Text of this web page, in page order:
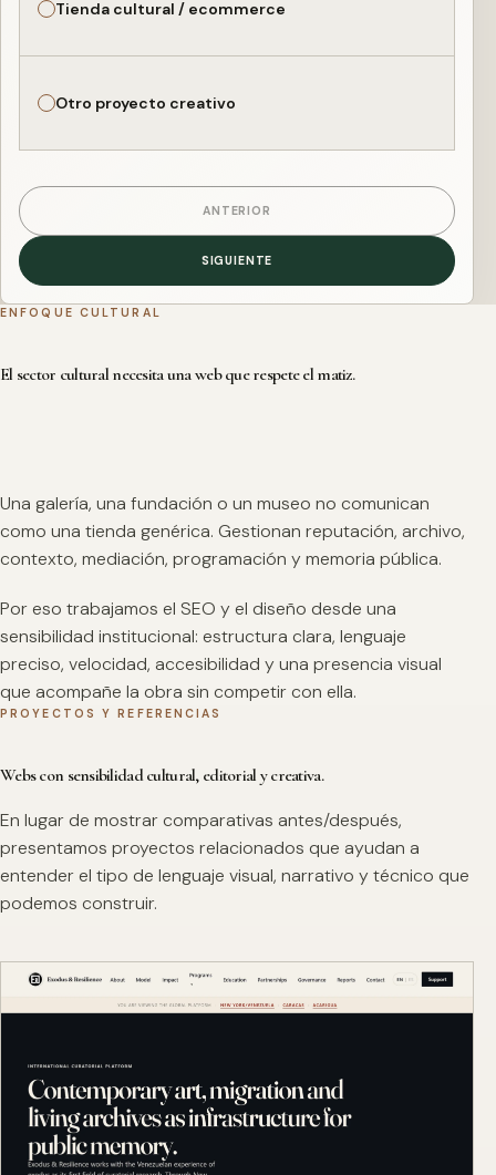
Tienda cultural / ecommerce
Otro proyecto creativo
ANTERIOR
SIGUIENTE
ENFOQUE CULTURAL
El sector cultural necesita una web que respete el matiz.
Una galería, una fundación o un museo no comunican
como una tienda genérica. Gestionan reputación, archivo,
contexto, mediación, programación y memoria pública.
Por eso trabajamos el SEO y el diseño desde una
sensibilidad institucional: estructura clara, lenguaje
preciso, velocidad, accesibilidad y una presencia visual
que acompañe la obra sin competir con ella.
PROYECTOS Y REFERENCIAS
Webs con sensibilidad cultural, editorial y creativa.
En lugar de mostrar comparativas antes/después,
presentamos proyectos relacionados que ayudan a
entender el tipo de lenguaje visual, narrativo y técnico que
podemos construir.